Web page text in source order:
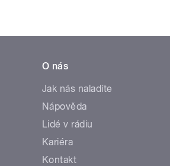
O nás
Jak nás naladíte
Nápověda
Lidé v rádiu
Kariéra
Kontakt